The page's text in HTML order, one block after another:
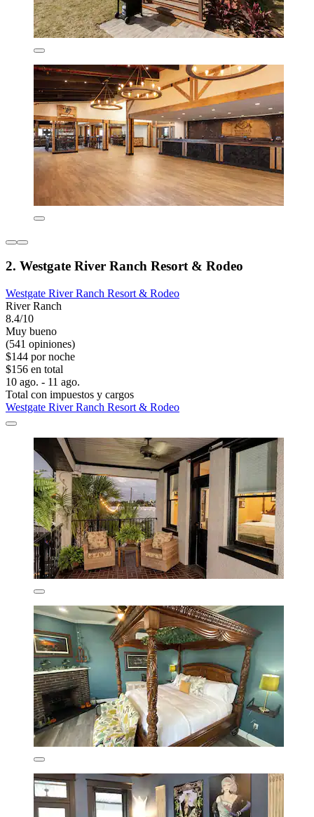
2. Westgate River Ranch Resort & Rodeo
Westgate River Ranch Resort & Rodeo
River Ranch
8.4/10
Muy bueno
(541 opiniones)
$144 por noche
$156 en total
10 ago. - 11 ago.
Total con impuestos y cargos
Westgate River Ranch Resort & Rodeo